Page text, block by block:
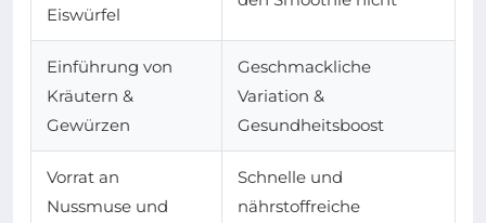
Eiswürfel
Einführung von
Kräutern &
Gewürzen
Geschmackliche
Variation &
Gesundheitsboost
Vorrat an
Nussmuse und
Schnelle und
nährstoffreiche